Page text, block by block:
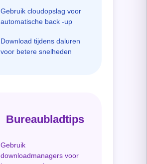
Gebruik cloudopslag voor
automatische back -up
Download tijdens daluren
voor betere snelheden
Bureaubladtips
Gebruik
downloadmanagers voor